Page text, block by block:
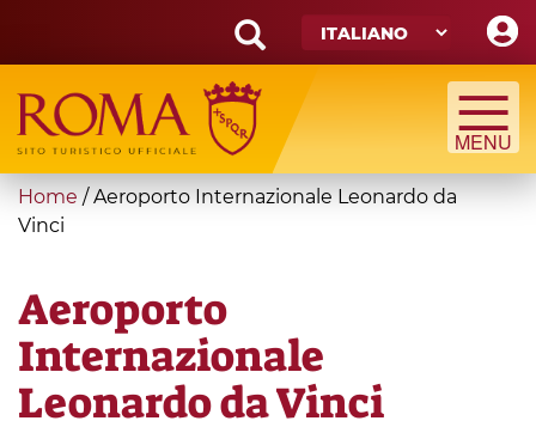
main
content
Search
form
Cerca
You
are
Home /Aeroporto Internazionale Leonardo da
Vinci
Aeroporto
Internazionale
Leonardo da Vinci